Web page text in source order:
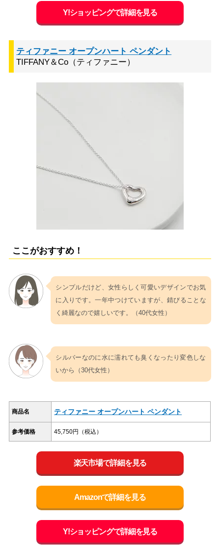
Y!ショッピングで詳細を見る
ティファニー オープンハート ペンダント
TIFFANY＆Co（ティファニー）
ここがおすすめ！
シンプルだけど、女性らしく可愛いデザインでお気
に入りです。一年中つけていますが、錆びることな
く綺麗なので嬉しいです。（40代女性）
シルバーなのに水に濡れても臭くなったり変色しな
いから（30代女性）
商品名 ティファニー オープンハート ペンダント
参考価格 45,750円（税込）
楽天市場で詳細を見る
Amazonで詳細を見る
Y!ショッピングで詳細を見る